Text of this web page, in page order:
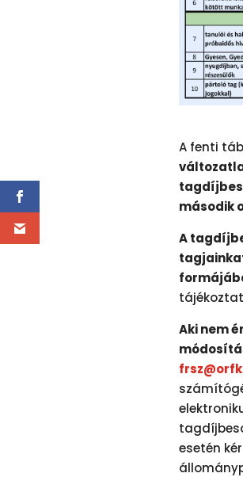
A fenti
második
A
Aki nem
esetén